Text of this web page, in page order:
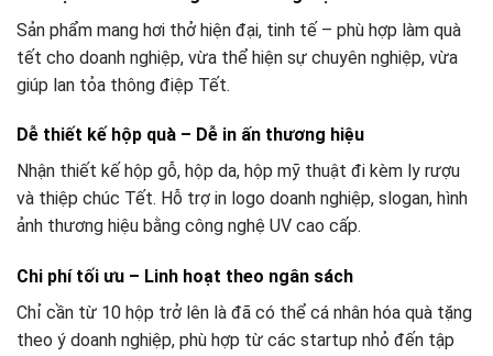
Sản phẩm mang hơi thở hiện đại, tinh tế – phù hợp làm quà
tết cho doanh nghiệp, vừa thể hiện sự chuyên nghiệp, vừa
giúp lan tỏa thông điệp Tết.
Dễ thiết kế hộp quà – Dễ in ấn thương hiệu
Nhận thiết kế hộp gỗ, hộp da, hộp mỹ thuật đi kèm ly rượu
và thiệp chúc Tết. Hỗ trợ in logo doanh nghiệp, slogan, hình
ảnh thương hiệu bằng công nghệ UV cao cấp.
Chi phí tối ưu – Linh hoạt theo ngân sách
Chỉ cần từ 10 hộp trở lên là đã có thể cá nhân hóa quà tặng
theo ý doanh nghiệp, phù hợp từ các startup nhỏ đến tập